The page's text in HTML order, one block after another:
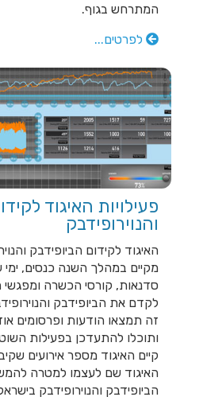
המתרחש בגוף.
לפרטים...
פעילויות האיגוד
והנוירופידבק
האיגוד לקידום הביופידבק
מקיים במהלך השנה כנסים, ימי
סדנאות, קורסי הכשרה
לקדם את הביופידבק
זה תמצאו הודעות ופרסומים
ותוכלו להתעדכן בפעילות
קיים האיגוד מספר אירועים
האיגוד שם לעצמו למטרה
הביופידבק והנוירופידבק